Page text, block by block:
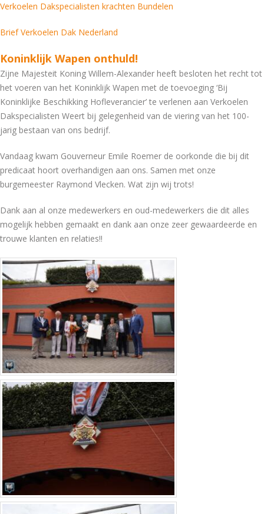
Verkoelen Dakspecialisten krachten Bundelen
Brief Verkoelen Dak Nederland
Koninklijk Wapen onthuld!
Zijne Majesteit Koning Willem-Alexander heeft besloten het recht tot
het voeren van het Koninklijk Wapen met de toevoeging ‘Bij
Koninklijke Beschikking Hofleverancier’ te verlenen aan Verkoelen
Dakspecialisten Weert bij gelegenheid van de viering van het 100-
jarig bestaan van ons bedrijf.
Vandaag kwam Gouverneur Emile Roemer de oorkonde die bij dit
predicaat hoort overhandigen aan ons. Samen met onze
burgemeester Raymond Vlecken. Wat zijn wij trots!
Dank aan al onze medewerkers en oud-medewerkers die dit alles
mogelijk hebben gemaakt en dank aan onze zeer gewaardeerde en
trouwe klanten en relaties!!